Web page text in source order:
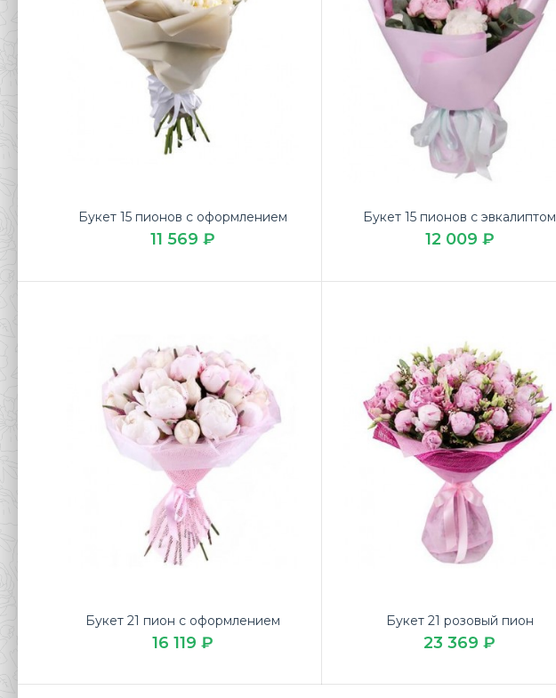
19 159 ₽
Букет «Пионовые радости»
11 469 ₽
Букет 15 пионов с оформлением
11 569 ₽
Букет 15 пионов с эвкалиптом
12 009 ₽
Букет 21 пион с оформлением
16 119 ₽
Букет 21 розовый пион
23 369 ₽